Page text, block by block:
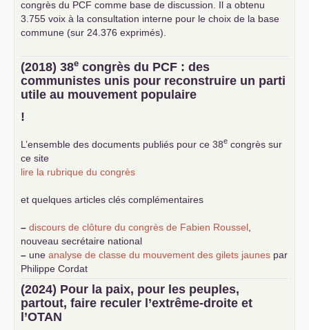
congrès du PCF comme base de discussion. Il a obtenu
3.755 voix à la consultation interne pour le choix de la base
commune (sur 24.376 exprimés).
(2018) 38e congrès du PCF : des
communistes unis pour reconstruire un parti
utile au mouvement populaire
!
L’ensemble des documents publiés pour ce 38e congrès sur
ce site
lire la rubrique du congrès
et quelques articles clés complémentaires
– discours de clôture du congrès de Fabien Roussel
nouveau secrétaire national
– une analyse de classe du mouvement des gilets jaunes par
Philippe Cordat
–
un texte de Jean-Claude Delaunay
le marxisme est la
science sociale de notre temps
–un appel proposé aux partis communistes et ouvrier
d’Europe
(2024) Pour la paix, pour les peuples,
partout, faire reculer l’extrême-droite et
l’OTAN